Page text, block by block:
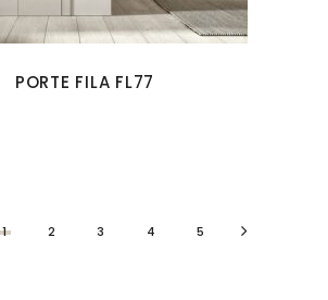
PORTE FILA FL77
1 2 3 4 5